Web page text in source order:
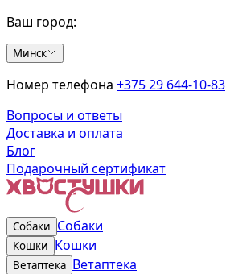
Ваш город:
Минск
Номер телефона +375 29 644-10-83
Вопросы и ответы
Доставка и оплата
Блог
Подарочный сертификат
Собаки Собаки
Кошки Кошки
Ветаптека Ветаптека